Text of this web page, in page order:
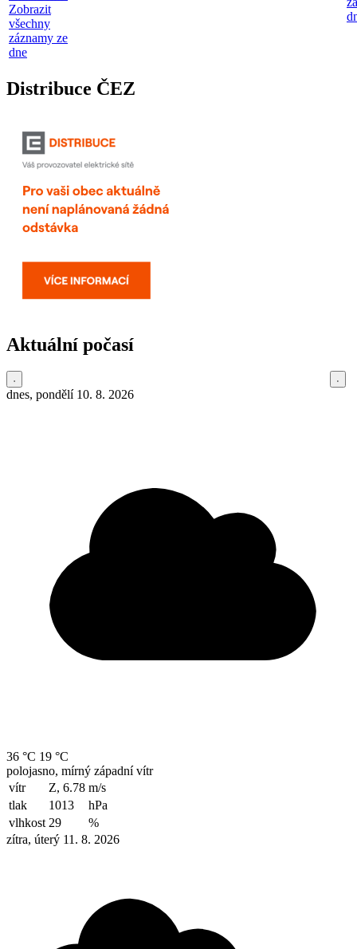
Zobrazit
všechny
záznamy ze
dne
Distribuce ČEZ
Aktuální počasí
dnes, pondělí 10. 8. 2026
36 °C 19 °C
polojasno, mírný západní vítr
vítr
Z, 6.78 m/s
tlak
1013
hPa
vlhkost 29
%
zítra, úterý 11. 8. 2026